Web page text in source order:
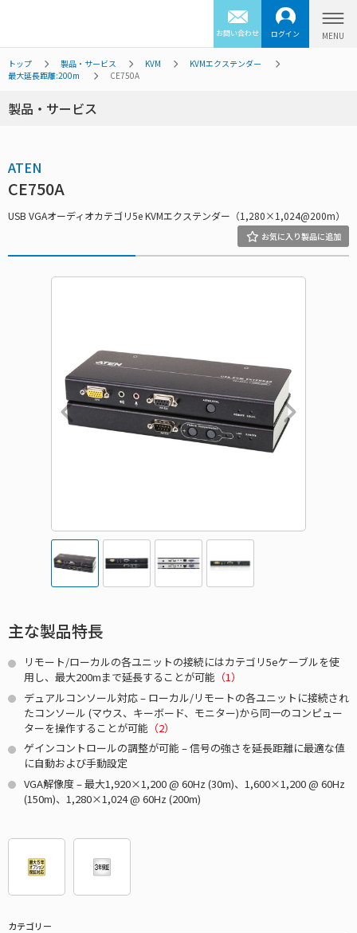
お問い合わせ ログイン
トップ 製品・サービス KVM
KVMエクステンダー
最大延長距離:200m
CE750A
製品・サービス
ATEN
CE750A
USB VGAオーディオカテゴリ5e KVMエクステンダー（1,280×1,024@200m）
主な製品特長
リモート/ローカルの各ユニットの接続にはカテゴリ5eケーブルを使
用し、最大200mまで延長することが可能 （1）
デュアルコンソール対応 – ローカル/リモートの各ユニットに接続され
たコンソール (マウス、キーボード、モニター)から同一のコンピュー
ターを操作することが可能 （2）
ゲインコントロールの調整が可能 – 信号の強さを延長距離に最適な値
に自動および手動設定
VGA解像度 – 最大1,920×1,200 @ 60Hz (30m)、1,600×1,200 @ 60Hz
(150m)、1,280×1,024 @ 60Hz (200m)
カテゴリー